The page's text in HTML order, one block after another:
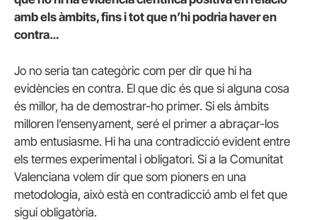
amb els àmbits, fins i tot que n’hi podria haver en
contra…
Jo no seria tan categòric com per dir que hi ha
evidències en contra. El que dic és que si alguna cosa
és millor, ha de demostrar-ho primer. Si els àmbits
milloren l’ensenyament, seré el primer a abraçar-los
amb entusiasme. Hi ha una contradicció evident entre
els termes experimental i obligatori. Si a la Comunitat
Valenciana volem dir que som pioners en una
metodologia, això està en contradicció amb el fet que
sigui obligatòria.